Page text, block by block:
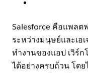
Salesforce คือแพล
ระหว่างมนุษย์และเอ
ทำงานของแอป เวิร์
ได้อย่างครบถ้วน โด